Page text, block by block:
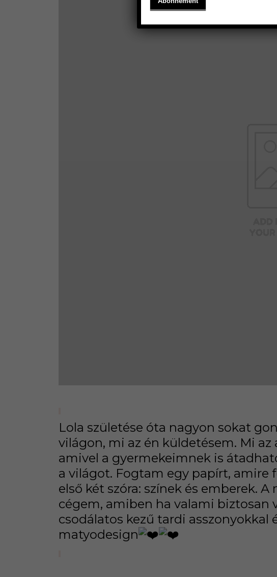
Lola születése óta nagyon sokat
világon, mi az én küldetésem. Mi
amivel a gyermekeimnek is
a világot. Fogtam egy papírt, amire
első két szóra: színek és emberek.
cégem, amiben ha valami biztosan
csodálatos kezű tardi
matyodesign